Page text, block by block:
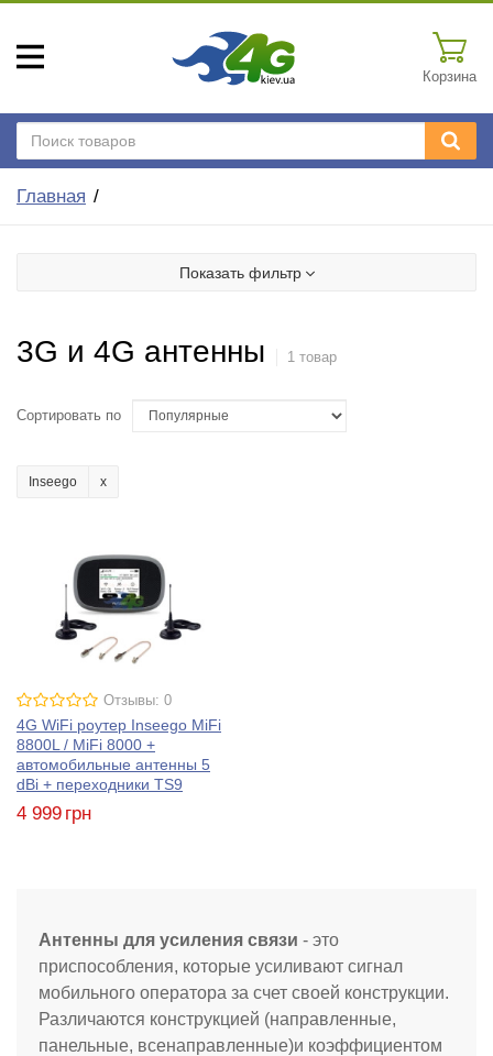
Корзина
Главная
Показать фильтр
3G и 4G антенны 1 товар
Сортировать по
Inseego
Отзывы: 0
4G WiFi роутер Inseego MiFi
8800L / MiFi 8000 +
автомобильные антенны 5
dBi + переходники TS9
4 999 грн
Антенны для усиления связи - это
приспособления, которые усиливают сигнал
мобильного оператора за счет своей конструкции.
Различаются конструкцией (направленные,
панельные, всенаправленные)и коэффициентом